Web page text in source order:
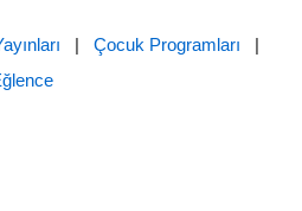
| Çocuk Programları |